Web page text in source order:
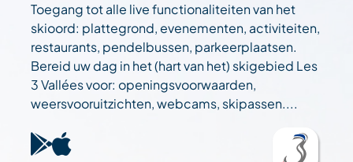
Toegang tot alle live functionaliteiten van het
skioord: plattegrond, evenementen, activiteiten,
restaurants, pendelbussen, parkeerplaatsen.
Bereid uw dag in het (hart van het) skigebied Les
3 Vallées voor: openingsvoorwaarden,
weersvooruitzichten, webcams, skipassen....